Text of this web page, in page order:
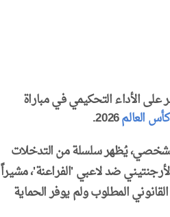
الأداء التحكيمي في مباراة
كأس العالم2026.
يُظهر سلسلة من التدخلات
ضد لاعبي 'الفراعنة'، مشيراً
المطلوب ولم يوفر الحماية